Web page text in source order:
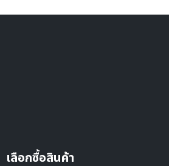
เลือกซื้อสินค้า